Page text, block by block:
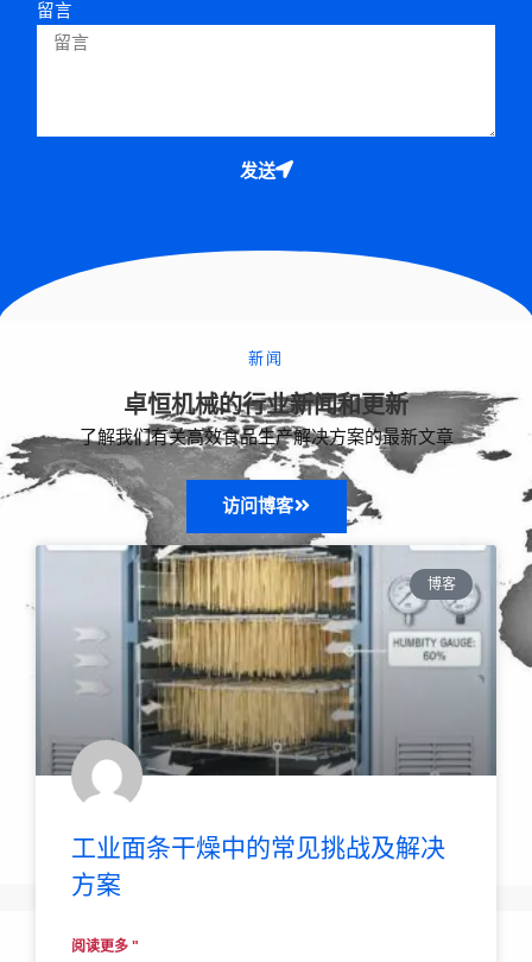
留言
发送
新闻
卓恒机械的行业新闻和更新
了解我们有关高效食品生产解决方案的最新文章
访问博客
博客
工业面条干燥中的常见挑战及解决
方案
阅读更多 "